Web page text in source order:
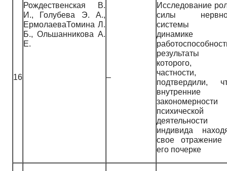
16
Рождественская В.
И., Голубева Э. А.,
ЕрмолаеваТомина Л.
Б., Ольшанникова А.
Е.
–
Исследование
силы
системы
динамике
результаты
которого,
частности,
подтвердили,
внутренние
закономерности
психической
деятельности
индивида
свое отражение
его почерке